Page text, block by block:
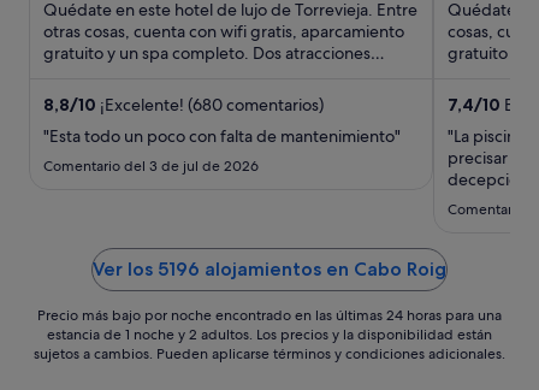
115 €
por
6
Quédate en este hotel de lujo de Torrevieja. Entre
otras cosas, cuenta con wifi gratis, aparcamiento
gratuito y un spa completo. Dos atracciones
8,8/10 ¡Excelente! (680 comentarios)
"Esta todo un poco con falta de mantenimiento"
Comentario del 3 de jul de 2026
Quédate
cosas,
gratuito y
7,4/10
"La piscina
precisar
Comentario
Ver los 5196 alojamientos en Cabo Roig
Precio más bajo por noche encontrado en las últimas 24 horas para una
estancia de 1 noche y 2 adultos. Los precios y la disponibilidad están
sujetos a cambios. Pueden aplicarse términos y condiciones adicionales.